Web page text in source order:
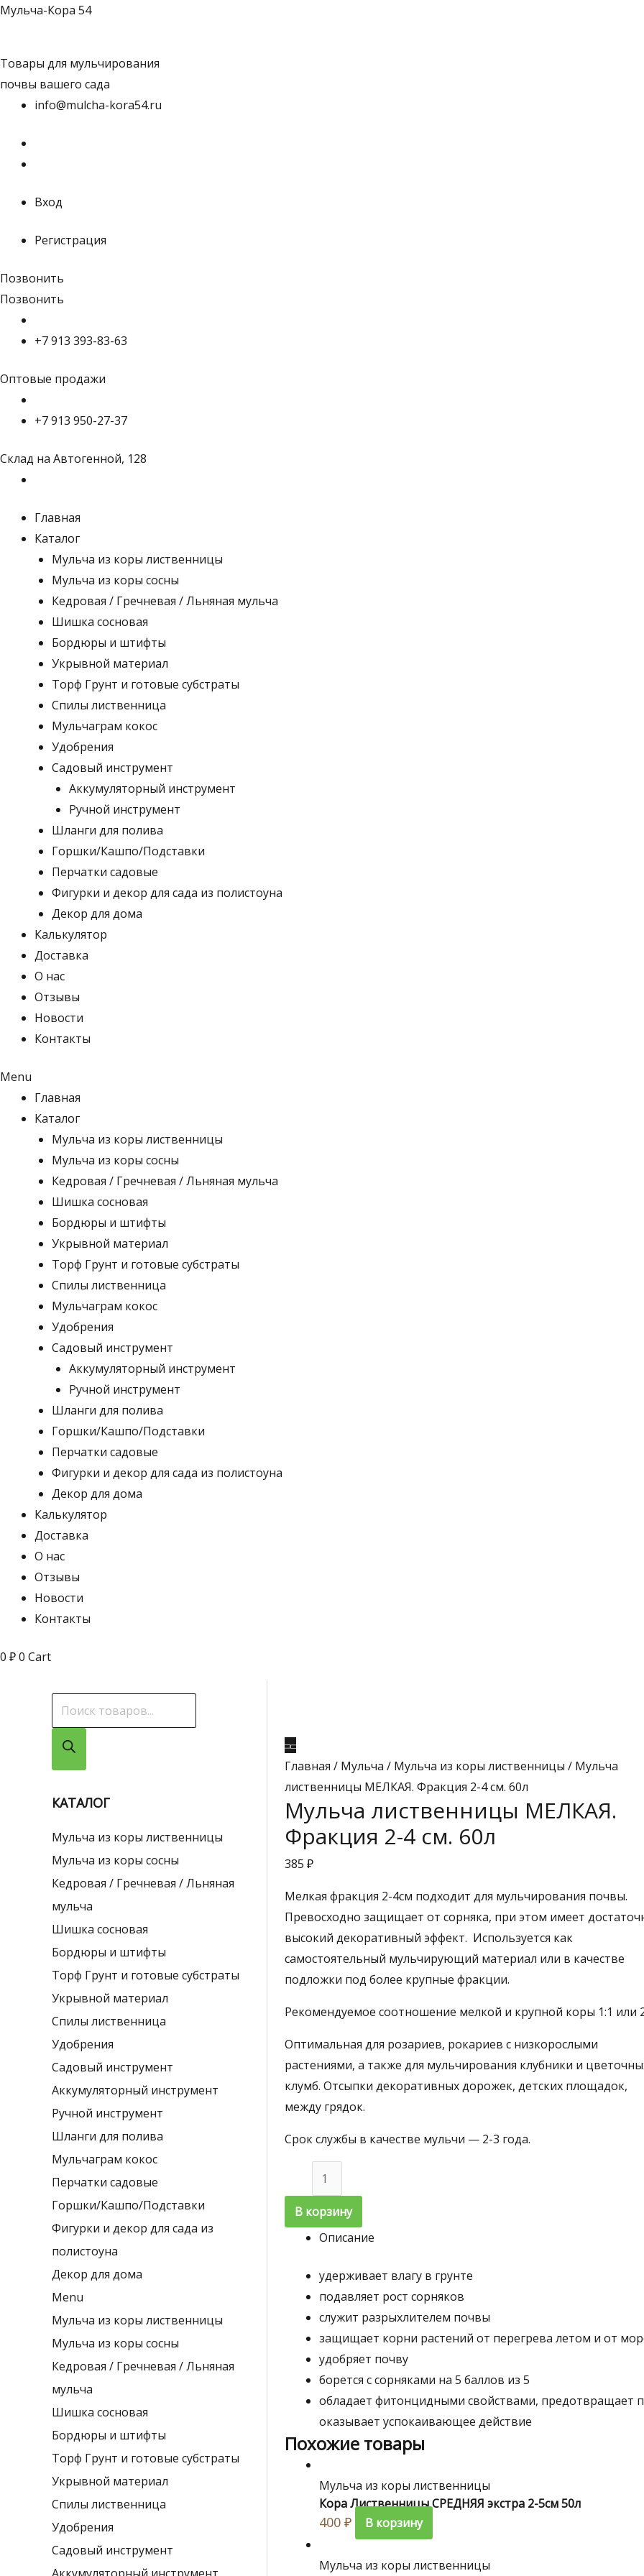
Перейти
Мульча-Кора 54
Товары для мульчирования
почвы вашего сада
info@mulcha-kora54.ru
Вход
Регистрация
Позвонить
Позвонить
+7 913 393-83-63
Оптовые продажи
+7 913 950-27-37
Склад на Автогенной, 128
Главная
Каталог
Мульча из коры лиственницы
Мульча из коры сосны
Кедровая / Гречневая / Льняная мульча
Шишка сосновая
Бордюры и штифты
Укрывной материал
Торф Грунт и готовые субстраты
Спилы лиственница
Мульчаграм кокос
Удобрения
Садовый инструмент
Аккумуляторный инструмент
Ручной инструмент
Шланги для полива
Горшки/Кашпо/Подставки
Перчатки садовые
Фигурки и декор для сада из полистоуна
Декор для дома
Калькулятор
Доставка
О нас
Отзывы
Новости
Контакты
Menu
Главная
Каталог
Мульча из коры лиственницы
Мульча из коры сосны
Кедровая / Гречневая / Льняная мульча
Шишка сосновая
Бордюры и штифты
Укрывной материал
Торф Грунт и готовые субстраты
Спилы лиственница
Мульчаграм кокос
Удобрения
Садовый инструмент
Аккумуляторный инструмент
Ручной инструмент
Шланги для полива
Горшки/Кашпо/Подставки
Перчатки садовые
Фигурки и декор для сада из полистоуна
Декор для дома
Калькулятор
Доставка
О нас
Отзывы
Новости
Контакты
0 ₽0 Cart
о
с
к
о
в
а
р
о
в
КАТАЛОГ
Мульча из коры лиственницы
Мульча из коры сосны
Кедровая / Гречневая / Льняная
мульча
Шишка сосновая
Бордюры и штифты
Торф Грунт и готовые субстраты
Укрывной материал
Спилы лиственница
Удобрения
Садовый инструмент
Аккумуляторный инструмент
Ручной инструмент
Шланги для полива
Мульчаграм кокос
Перчатки садовые
Горшки/Кашпо/Подставки
Фигурки и декор для сада из
полистоуна
Декор для дома
Menu
Мульча из коры лиственницы
Мульча из коры сосны
Кедровая / Гречневая / Льняная
мульча
Шишка сосновая
Бордюры и штифты
Торф Грунт и готовые субстраты
Укрывной материал
Спилы лиственница
Удобрения
Садовый инструмент
Главная / Мульча / Мульча из коры лиственницы / Мульча
лиственницы МЕЛКАЯ. Фракция 2-4 см. 60л
Мульча лиственницы МЕЛКАЯ.
Фракция 2-4 см. 60л
385 ₽
Мелкая фракция 2-4см подходит для мульчирования почвы.
Превосходно защищает от сорняка, при этом имеет
высокий декоративный эффект. Используется как
самостоятельный мульчирующий материал или в качестве
подложки под более крупные фракции.
Рекомендуемое соотношение мелкой и крупной коры 1:1 или
Оптимальная для розариев, рокариев с низкорослыми
растениями, а также для мульчирования клубники и
клумб. Отсыпки декоративных дорожек, детских площадок,
между грядок.
Срок службы в качестве мульчи — 2-3 года.
Количество
товара
Мульча
лиственницы
Фракция
В корзину
Описание
удерживает влагу в грунте
подавляет рост сорняков
служит разрыхлителем почвы
защищает корни растений от перегрева летом и от
удобряет почву
борется с сорняками на 5 баллов из 5
обладает фитонцидными свойствами, предотвращает
оказывает успокаивающее действие
Похожие товары
Мульча из коры лиственницы
Кора Лиственницы СРЕДНЯЯ экстра 2-5см 50л
400 ₽ В корзину
Мульча из коры лиственницы